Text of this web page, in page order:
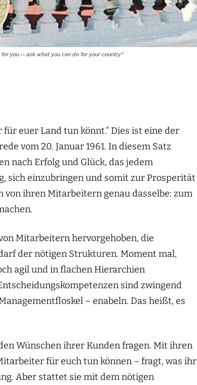
you — ask what you can do for your country“
euer Land tun könnt.“ Dies ist eine der
vom 20. Januar 1961. In diesem Satz
nach Erfolg und Glück, das jedem
sich einzubringen und somit zur Prosperität
ihren Mitarbeitern genau dasselbe: zum
Mitarbeitern hervorgehoben, die
der nötigen Strukturen. Moment mal,
agil und in flachen Hierarchien
sind zwingend
– enabeln. Das heißt, es
Wünschen ihrer Kunden fragen. Mit ihren
für euch tun können – fragt, was ihr
Aber stattet sie mit dem nötigen